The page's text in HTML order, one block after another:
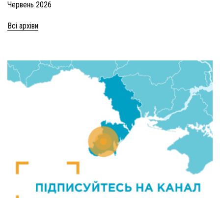
Червень 2026
Всі архіви